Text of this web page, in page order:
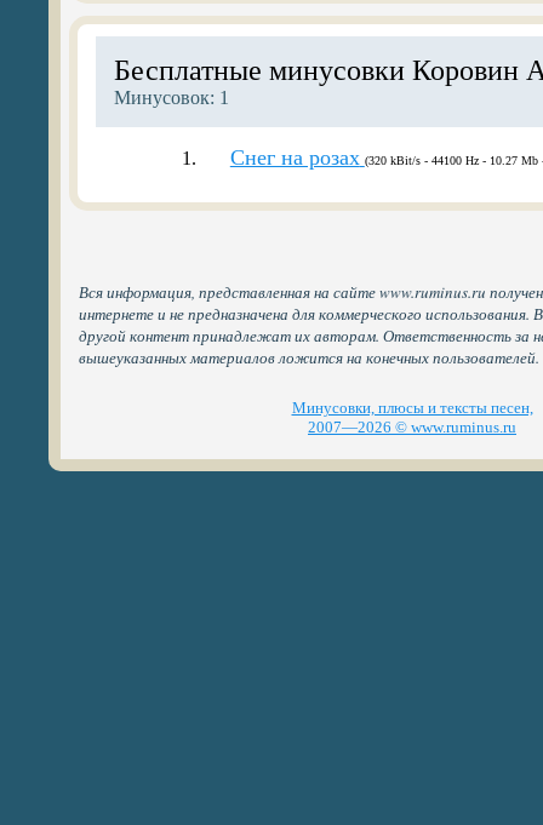
Бесплатные минусовки Коровин
Минусовок: 1
1. Снег на розах (320 kBit/s - 44100 Hz - 10.27 Mb
Вся информация, представленная на сайте www.ruminus.ru
интернете и не предназначена для коммерческого
другой контент принадлежат их авторам. Ответственность за
вышеуказанных материалов ложится на конечных пользователей.
Минусовки, плюсы и тексты песен,
2007—2026 © www.ruminus.ru